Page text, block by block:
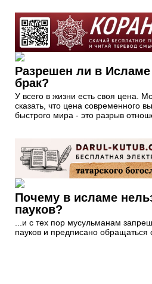
Разрешен ли в Исламе
брак?
У всего в жизни есть своя цена.
сказать, что цена современного
быстрого мира - это разрыв
Почему в исламе
пауков?
...и с тех пор мусульманам
пауков и предписано обращаться